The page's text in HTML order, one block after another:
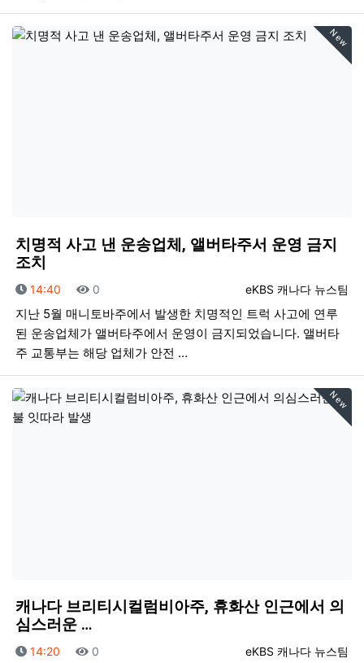
New
치명적 사고 낸 운송업체, 앨버타주서 운영 금지
조치
등록자
eKBS 캐나다 뉴스팀
등록일
14:40 조회
0
지난 5월 매니토바주에서 발생한 치명적인 트럭 사고에 연루
된 운송업체가 앨버타주에서 운영이 금지되었습니다. 앨버타
주 교통부는 해당 업체가 안전 …
New
캐나다 브리티시컬럼비아주, 휴화산 인근에서 의
심스러운 …
등록자
eKBS 캐나다 뉴스팀
등록일
14:20 조회
0